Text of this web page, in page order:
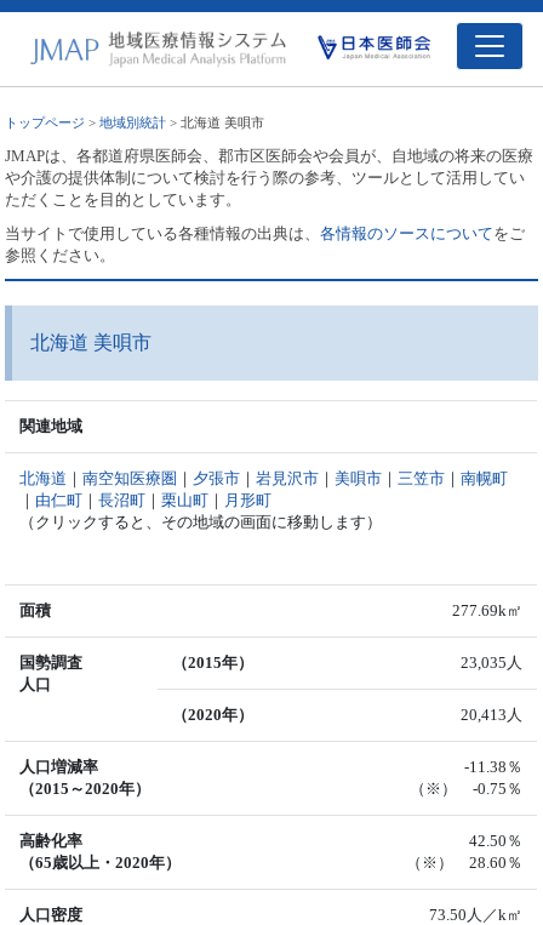
トップページ >地域別統計 > 北海道 美唄市
JMAPは、各都道府県医師会、郡市区医師会や会員が、自地域の将来の医療
や介護の提供体制について検討を行う際の参考、ツールとして活用してい
ただくことを目的としています。
当サイトで使用している各種情報の出典は、各情報のソースについてをご
参照ください。
北海道 美唄市
関連地域
北海道 ｜南空知医療圏 ｜ 夕張市 ｜岩見沢市 ｜美唄市 ｜ 三笠市 ｜南幌町
｜ 由仁町 ｜長沼町 ｜栗山町 ｜ 月形町
（クリックすると、その地域の画面に移動します）
面積 277.69k㎡
国勢調査
人口
（2015年） 23,035人
（2020年） 20,413人
人口増減率
（2015～2020年）
-11.38％
（※） -0.75％
高齢化率
（65歳以上・2020年）
42.50％
（※） 28.60％
人口密度
73.50人／k㎡